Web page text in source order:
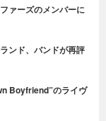
ァーズのメンバーに
ンド、バンドが再評
Boyfriend”のライヴ